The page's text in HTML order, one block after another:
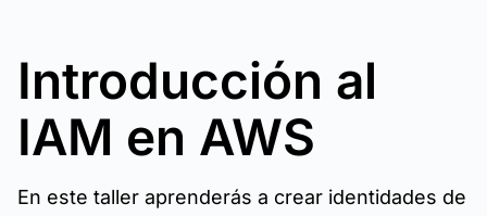
Introducción al
IAM en AWS
En este taller aprenderás a crear identidades de